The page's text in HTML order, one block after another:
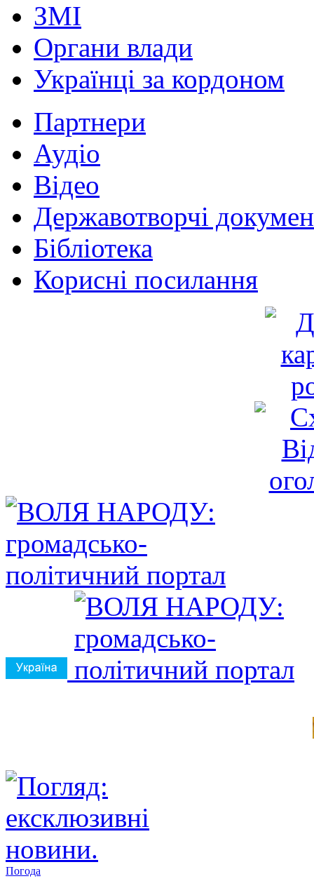
ЗМІ
Органи влади
Українці за кордоном
Партнери
Аудіо
Відео
Державотворчі
Бібліотека
Корисні посилання
Погода